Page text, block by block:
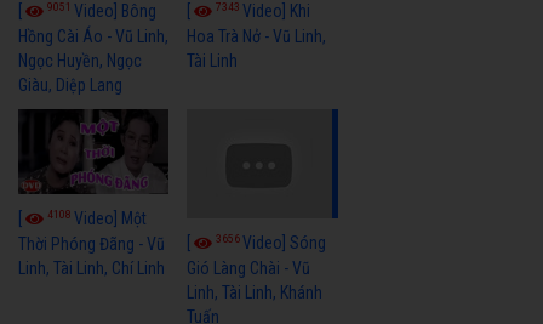
9051 Video] Bông
Hồng Cài Áo - Vũ Linh,
Ngọc Huyền, Ngọc
Giàu, Diệp Lang
7343Video] Khi
Hoa Trà Nở - Vũ Linh,
Tài Linh
4108 Video] Một
Thời Phóng Đãng - Vũ
Linh, Tài Linh, Chí Linh
3656Video] Sóng
Gió Làng Chài - Vũ
Linh, Tài Linh, Khánh
Tuấn